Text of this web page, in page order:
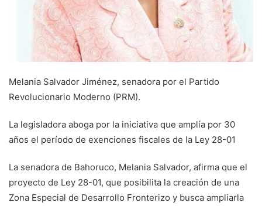
Melania Salvador Jiménez, senadora por el Partido
Revolucionario Moderno (PRM).
La legisladora aboga por la iniciativa que amplía por 30
años el período de exenciones fiscales de la Ley 28-01
La senadora de Bahoruco, Melania Salvador, afirma que el
proyecto de Ley 28-01, que posibilita la creación de una
Zona Especial de Desarrollo Fronterizo y busca ampliarla